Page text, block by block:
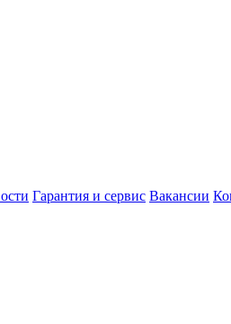
Гарантия и сервис Вакансии